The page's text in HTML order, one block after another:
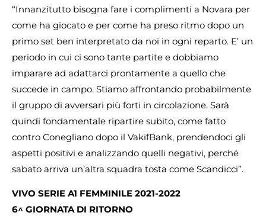
“Innanzitutto bisogna fare i complimenti a Novara per
come ha giocato e per come ha preso ritmo dopo un
primo set ben interpretato da noi in ogni reparto. E’ un
periodo in cui ci sono tante partite e dobbiamo
imparare ad adattarci prontamente a quello che
succede in campo. Stiamo affrontando probabilmente
il gruppo di avversari più forti in circolazione. Sarà
quindi fondamentale ripartire subito, come fatto
contro Conegliano dopo il VakifBank, prendendoci gli
aspetti positivi e analizzando quelli negativi, perché
sabato arriva un’altra squadra tosta come Scandicci”.
VIVO SERIE A1 FEMMINILE 2021-2022
6^ GIORNATA DI RITORNO